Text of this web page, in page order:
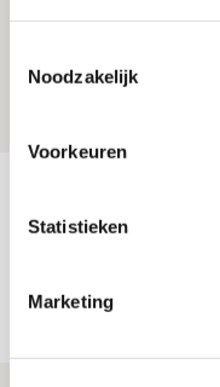
Noodzakelijk
Voorkeuren
Statistieken
Marketing
Brandt: ‘Ajax
07 AUGUSTUS 2026 - 20:02
spreekt over
07 AUGUSTUS 2026 - 14:13